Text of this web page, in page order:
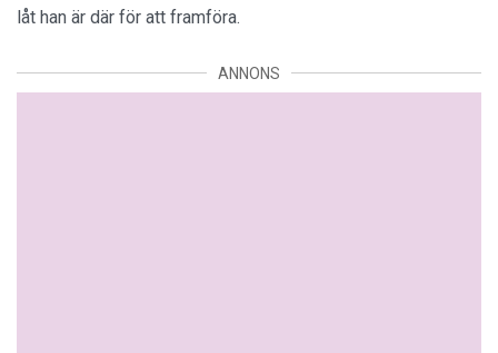
låt han är där för att framföra.
ANNONS